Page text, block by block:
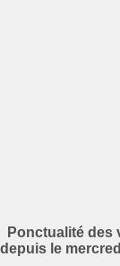
Ponctualité des
depuis le